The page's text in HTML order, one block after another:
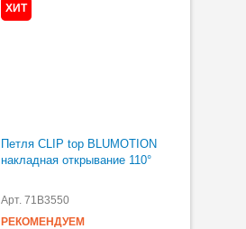
ХИТ
Петля CLIP top BLUMOTION
накладная открывание 110°
Арт. 71B3550
РЕКОМЕНДУЕМ